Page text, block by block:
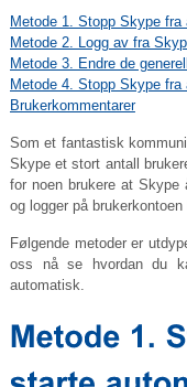
Metode 1. Stopp Skype
Metode 2. Logg av fra
Metode 3. Endre de
Metode 4. Stopp Skype
Brukerkommentarer
Som et fantastisk
Skype et stort antall
for noen brukere at Skype
og logger på brukerkontoen
Følgende metoder er
oss nå se hvordan du
automatisk.